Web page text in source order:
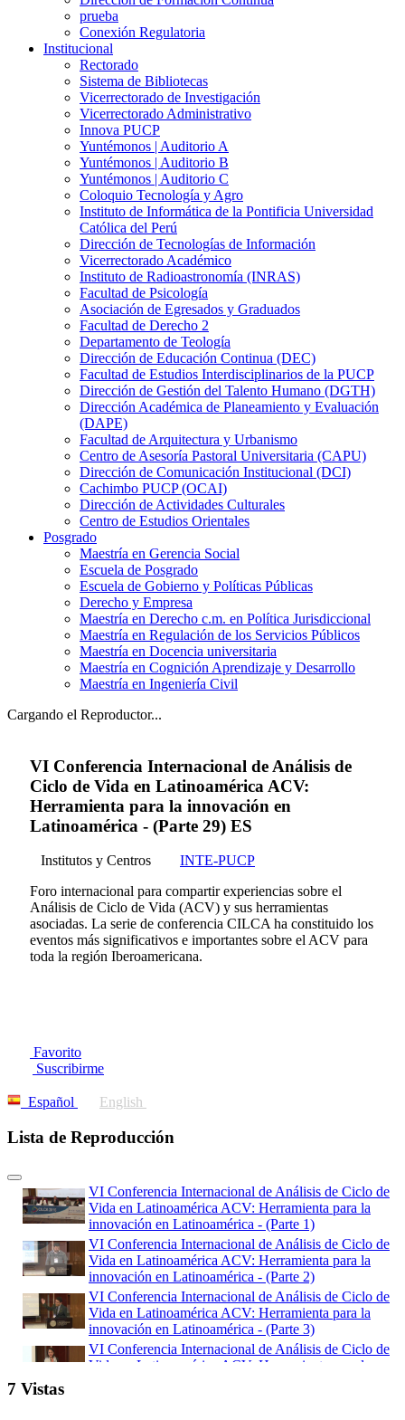
prueba
Conexión Regulatoria
Institucional
Rectorado
Sistema de Bibliotecas
Vicerrectorado de Investigación
Vicerrectorado Administrativo
Innova PUCP
Yuntémonos | Auditorio A
Yuntémonos | Auditorio B
Yuntémonos | Auditorio C
Coloquio Tecnología y Agro
Instituto de Informática de la Pontificia Universidad
Católica del Perú
Dirección de Tecnologías de Información
Vicerrectorado Académico
Instituto de Radioastronomía (INRAS)
Facultad de Psicología
Asociación de Egresados y Graduados
Facultad de Derecho 2
Departamento de Teología
Dirección de Educación Continua (DEC)
Facultad de Estudios Interdisciplinarios de la PUCP
Dirección de Gestión del Talento Humano (DGTH)
Dirección Académica de Planeamiento y Evaluación
(DAPE)
Facultad de Arquitectura y Urbanismo
Centro de Asesoría Pastoral Universitaria (CAPU)
Dirección de Comunicación Institucional (DCI)
Cachimbo PUCP (OCAI)
Dirección de Actividades Culturales
Centro de Estudios Orientales
Posgrado
Maestría en Gerencia Social
Escuela de Posgrado
Escuela de Gobierno y Políticas Públicas
Derecho y Empresa
Maestría en Derecho c.m. en Política Jurisdiccional
Maestría en Regulación de los Servicios Públicos
Maestría en Docencia universitaria
Maestría en Cognición Aprendizaje y Desarrollo
Maestría en Ingeniería Civil
Cargando el Reproductor...
VI Conferencia Internacional de Análisis de
Ciclo de Vida en Latinoamérica ACV:
Herramienta para la innovación en
Latinoamérica - (Parte 29) ES
Institutos y Centros
INTE-PUCP
Foro internacional para compartir experiencias sobre el
Análisis de Ciclo de Vida (ACV) y sus herramientas
asociadas. La serie de conferencia CILCA ha constituido los
eventos más significativos e importantes sobre el ACV para
toda la región Iberoamericana.
Favorito
Suscribirme
Español English
Lista de Reproducción
VI Conferencia Internacional de Análisis de Ciclo de
Vida en Latinoamérica ACV: Herramienta para la
innovación en Latinoamérica - (Parte 1)
VI Conferencia Internacional de Análisis de Ciclo de
Vida en Latinoamérica ACV: Herramienta para la
innovación en Latinoamérica - (Parte 2)
VI Conferencia Internacional de Análisis de Ciclo de
Vida en Latinoamérica ACV: Herramienta para la
innovación en Latinoamérica - (Parte 3)
VI Conferencia Internacional de Análisis de Ciclo de
Vida en Latinoamérica ACV: Herramienta para la
7 Vistas